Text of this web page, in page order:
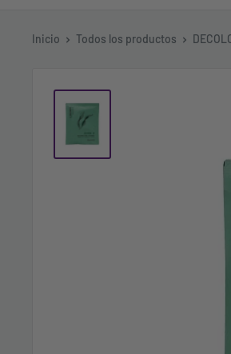
Inicio Todos los productos